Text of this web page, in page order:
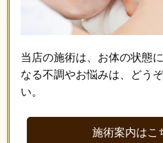
当店の施術は、お体の状態
なる不調やお悩みは、どう
い。
施術案内はこ